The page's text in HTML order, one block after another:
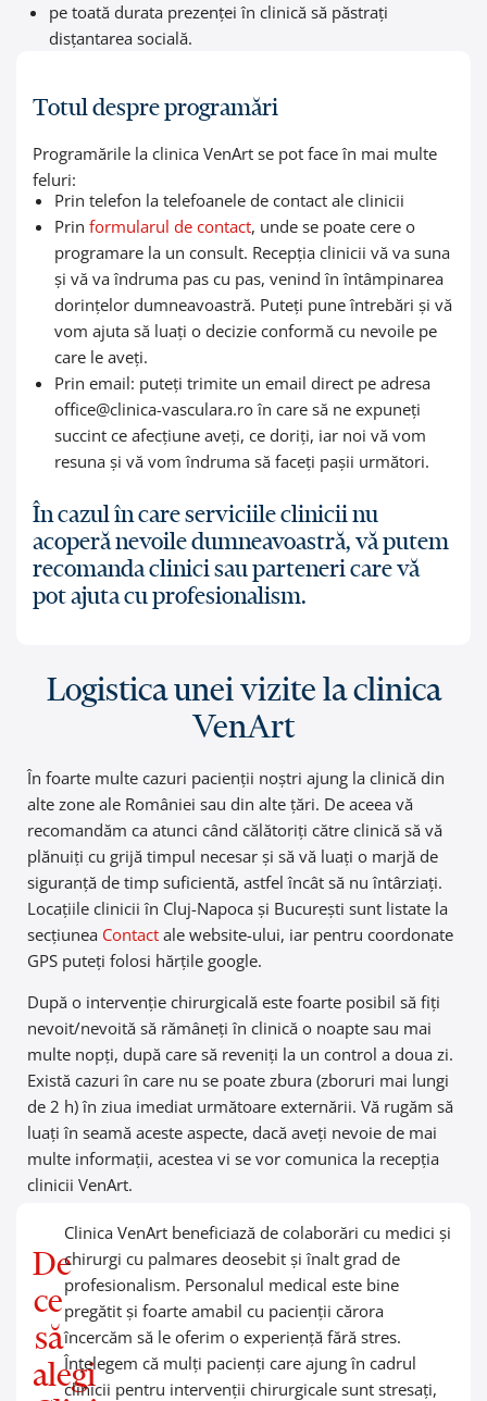
pe toată durata prezenței în clinică să păstrați
disțantarea socială.
Totul despre programări
Programările la clinica VenArt se pot face în mai multe
feluri:
Prin telefon la telefoanele de contact ale clinicii
Prin formularul de contact, unde se poate cere o
programare la un consult. Recepția clinicii vă va suna
și vă va îndruma pas cu pas, venind în întâmpinarea
dorințelor dumneavoastră. Puteți pune întrebări și vă
vom ajuta să luați o decizie conformă cu nevoile pe
care le aveți.
Prin email: puteți trimite un email direct pe adresa
office@clinica-vasculara.ro în care să ne expuneți
succint ce afecțiune aveți, ce doriți, iar noi vă vom
resuna și vă vom îndruma să faceți pașii următori.
În cazul în care serviciile clinicii nu
acoperă nevoile dumneavoastră, vă putem
recomanda clinici sau parteneri care vă
pot ajuta cu profesionalism.
Logistica unei vizite la clinica
VenArt
În foarte multe cazuri pacienții noștri ajung la clinică din
alte zone ale României sau din alte țări. De aceea vă
recomandăm ca atunci când călătoriți către clinică să vă
plănuiți cu grijă timpul necesar și să vă luați o marjă de
siguranță de timp suficientă, astfel încât să nu întârziați.
Locațiile clinicii în Cluj-Napoca și București sunt listate la
secțiunea Contact ale website-ului, iar pentru coordonate
GPS puteți folosi hărțile google.
După o intervenție chirurgicală este foarte posibil să fiți
nevoit/nevoită să rămâneți în clinică o noapte sau mai
multe nopți, după care să reveniți la un control a doua zi.
Există cazuri în care nu se poate zbura (zboruri mai lungi
de 2 h) în ziua imediat următoare externării. Vă rugăm să
luați în seamă aceste aspecte, dacă aveți nevoie de mai
multe informații, acestea vi se vor comunica la recepția
clinicii VenArt.
De
ce
să
alegi
Clinica VenArt beneficiază de colaborări cu medici și
chirurgi cu palmares deosebit și înalt grad de
profesionalism. Personalul medical este bine
pregătit și foarte amabil cu pacienții cărora
încercăm să le oferim o experiență fără stres.
Înțelegem că mulți pacienți care ajung în cadrul
clinicii pentru intervenții chirurgicale sunt stresați,